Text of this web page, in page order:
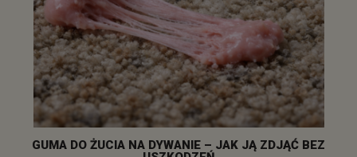
GUMA DO ŻUCIA NA DYWANIE – JAK JĄ ZDJĄĆ BEZ